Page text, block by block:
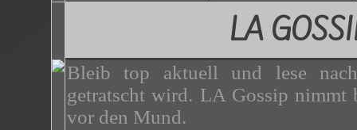
LA
Bleib top aktuell und lese
getratscht wird. LA Gossip
vor den Mund.